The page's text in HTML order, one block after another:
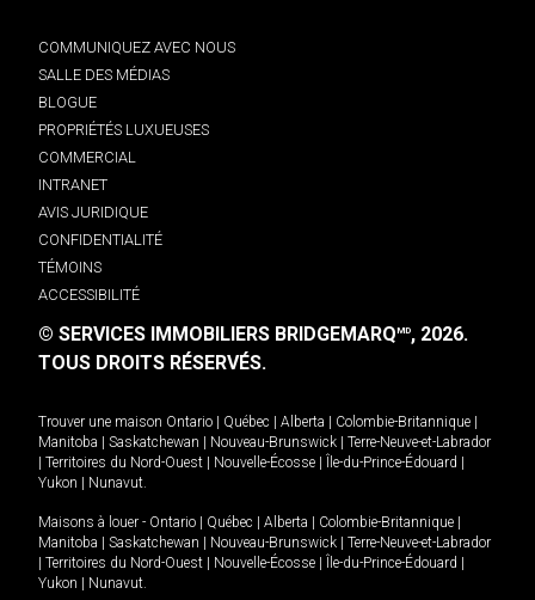
COMMUNIQUEZ AVEC NOUS
SALLE DES MÉDIAS
BLOGUE
PROPRIÉTÉS LUXUEUSES
COMMERCIAL
INTRANET
AVIS JURIDIQUE
CONFIDENTIALITÉ
TÉMOINS
ACCESSIBILITÉ
© SERVICES IMMOBILIERS BRIDGEMARQMD, 2026.
TOUS DROITS RÉSERVÉS.
Trouver une maison Ontario Québec Alberta Colombie-Britannique
Manitoba
Saskatchewan Nouveau-Brunswick
Terre-Neuve-et-Labrador
Territoires du Nord-Ouest Nouvelle-Écosse Île-du-Prince-Édouard
Yukon
Nunavut.
Maisons à louer - Ontario Québec Alberta Colombie-Britannique
Manitoba
Saskatchewan Nouveau-Brunswick
Terre-Neuve-et-Labrador
Territoires du Nord-Ouest Nouvelle-Écosse Île-du-Prince-Édouard
Yukon
Nunavut.